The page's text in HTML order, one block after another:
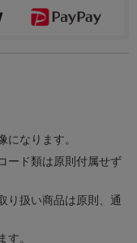
なります。
ード類は原則付属せず
り扱い商品は原則、通
。